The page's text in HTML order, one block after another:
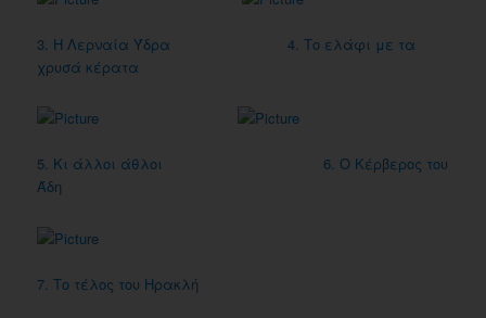
3. Η Λερναία Ύδρα
4. Το ελάφι με τα
χρυσά κέρατα
5. Κι άλλοι άθλοι
6. Ο Κέρβερος του
Άδη
7. Το τέλος του Ηρακλή